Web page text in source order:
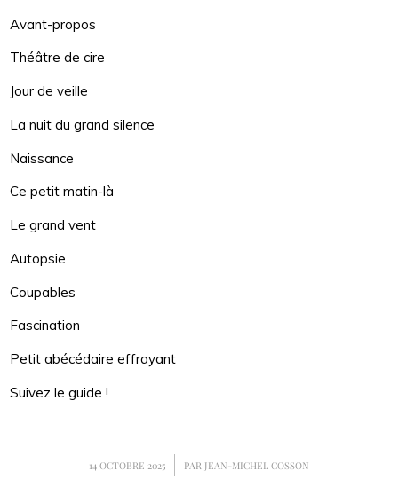
Avant-propos
Théâtre de cire
Jour de veille
La nuit du grand silence
Naissance
Ce petit matin-là
Le grand vent
Autopsie
Coupables
Fascination
Petit abécédaire effrayant
Suivez le guide !
14 OCTOBRE 2025
/ PAR JEAN-MICHEL COSSON